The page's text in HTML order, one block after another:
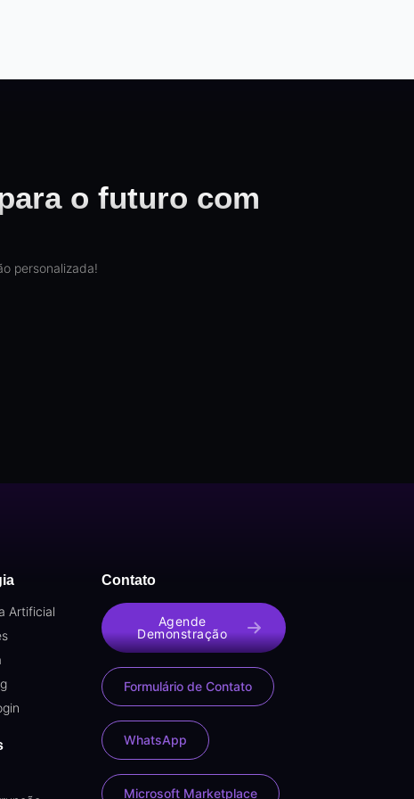
o futuro com
personalizada!
Artificial
Contato
Agende
Demonstração
Formulário de Contato
WhatsApp
Microsoft Marketplace